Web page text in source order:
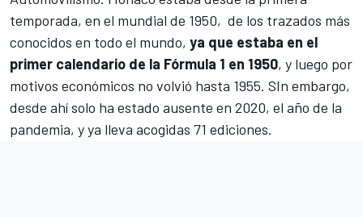
temporada, en el mundial de 1950, de los trazados más
conocidos en todo el mundo, ya que estaba en el
primer calendario de la Fórmula 1 en 1950, y luego por
motivos económicos no volvió hasta 1955. SIn embargo,
desde ahí solo ha estado ausente en 2020, el año de la
pandemia, y ya lleva acogidas 71 ediciones.